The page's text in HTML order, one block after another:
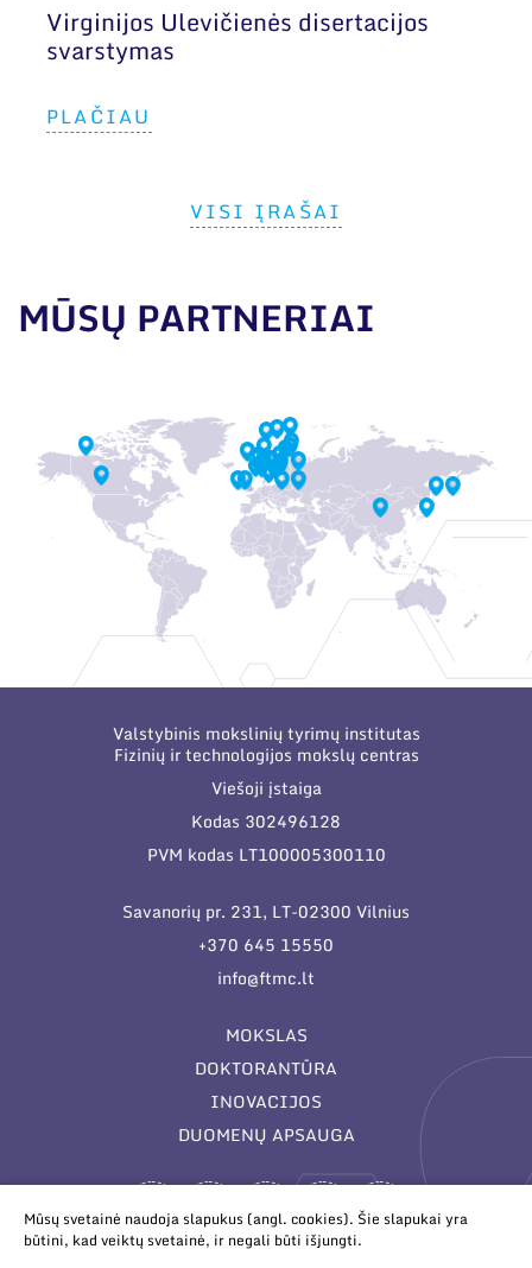
Virginijos Ulevičienės disertacijos
svarstymas
PLAČIAU
VISI ĮRAŠAI
MŪSŲ PARTNERIAI
Valstybinis mokslinių tyrimų institutas
Fizinių ir technologijos mokslų centras
Viešoji įstaiga
Kodas 302496128
PVM kodas LT100005300110
Savanorių pr. 231, LT-02300 Vilnius
+370 645 15550
info@ftmc.lt
MOKSLAS
DOKTORANTŪRA
INOVACIJOS
DUOMENŲ APSAUGA
Mūsų svetainė naudoja slapukus (angl. cookies). Šie slapukai yra
būtini, kad veiktų svetainė, ir negali būti išjungti.